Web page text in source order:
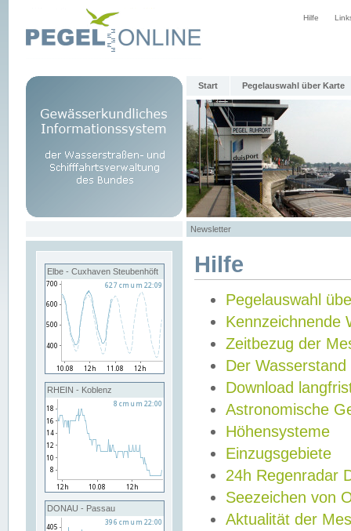
Hilfe
Start Pegelauswahl über Karte
Newsletter
Elbe - Cuxhaven Steubenhöft
RHEIN - Koblenz
DONAU - Passau
Hilfe
Pegelauswahl
Kennzeichnende
Zeitbezug der
Der Wasserstand
Download
Astronomische
Höhensysteme
Einzugsgebiete
24h Regenradar
Seezeichen von
Aktualität der